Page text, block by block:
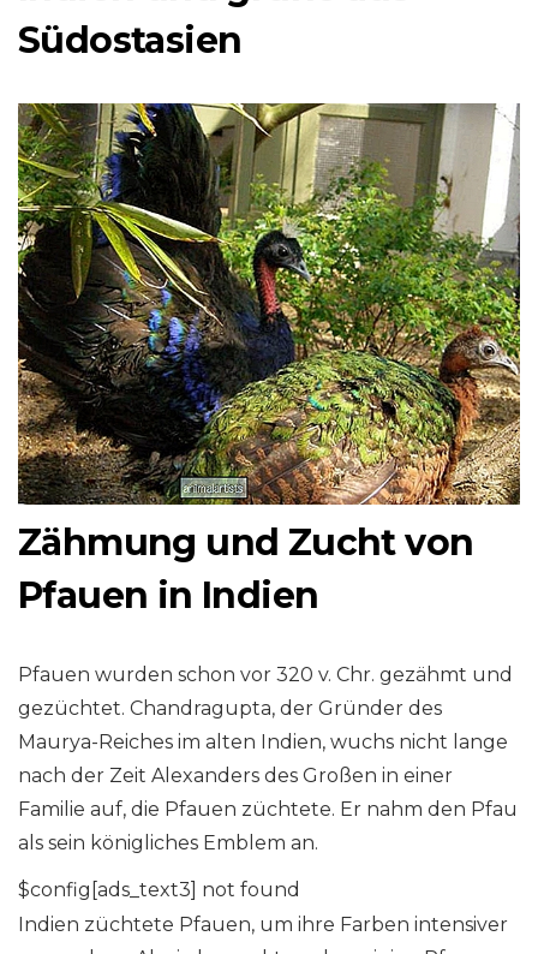
Südostasien
Zähmung und Zucht von
Pfauen in Indien
Pfauen wurden schon vor 320 v. Chr. gezähmt und
gezüchtet. Chandragupta, der Gründer des
Maurya-Reiches im alten Indien, wuchs nicht lange
nach der Zeit Alexanders des Großen in einer
Familie auf, die Pfauen züchtete. Er nahm den Pfau
als sein königliches Emblem an.
$config[ads_text3] not found
Indien züchtete Pfauen, um ihre Farben intensiver